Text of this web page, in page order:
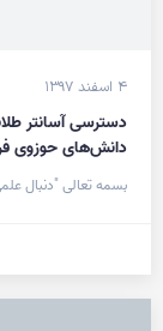
۴ اسفند ۱۳۹۷
دسترسی آسانتر
دانش‌های حوزوی
بسمه تعالی "دنبال